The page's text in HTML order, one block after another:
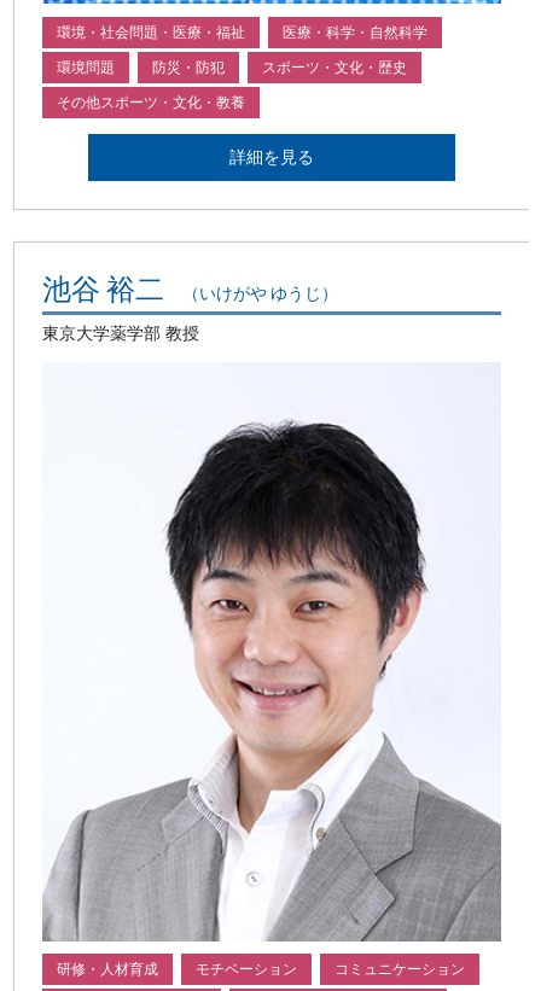
環境・社会問題・医療・福祉 医療・科学・自然科学
環境問題 防災・防犯 スポーツ・文化・歴史
その他スポーツ・文化・教養
詳細を見る
池谷 裕二 （いけがや ゆうじ）
東京大学薬学部 教授
研修・人材育成 モチベーション コミュニケーション